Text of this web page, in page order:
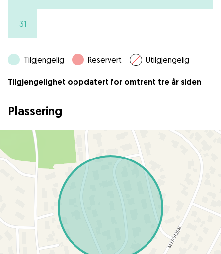
31
Tilgjengelig Reservert Utilgjengelig
Tilgjengelighet oppdatert for omtrent tre år siden
Plassering